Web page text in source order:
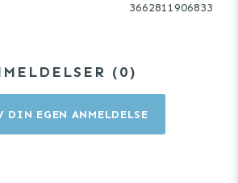
3662811906833
0
DIN EGEN ANMELDELSE